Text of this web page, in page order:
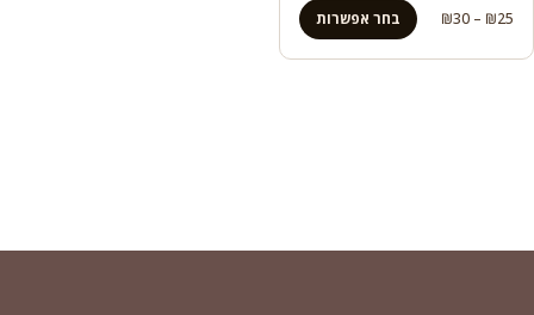
₪25
–
₪30
מחירים:
בחר אפשרות